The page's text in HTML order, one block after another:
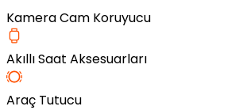
Kamera Cam Koruyucu
Akıllı Saat Aksesuarları
Araç Tutucu